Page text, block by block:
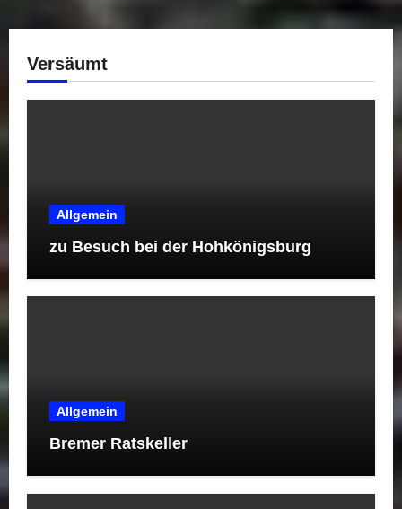
Versäumt
Allgemein
zu Besuch bei der Hohkönigsburg
Allgemein
Bremer Ratskeller